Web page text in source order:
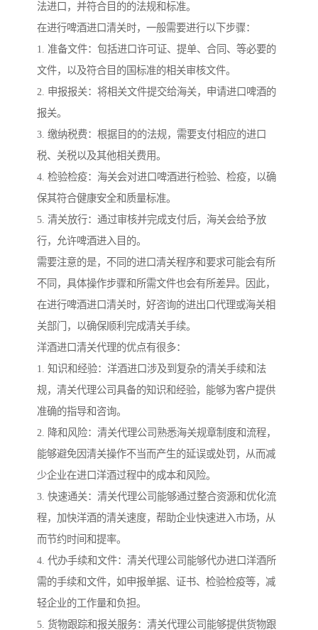
法进口，并符合目的的法规和标准。
在进行啤酒进口清关时，一般需要进行以下步骤：
1. 准备文件：包括进口许可证、提单、合同、等必要的
文件，以及符合目的国标准的相关审核文件。
2. 申报报关：将相关文件提交给海关，申请进口啤酒的
报关。
3. 缴纳税费：根据目的的法规，需要支付相应的进口
税、关税以及其他相关费用。
4. 检验检疫：海关会对进口啤酒进行检验、检疫，以确
保其符合健康安全和质量标准。
5. 清关放行：通过审核并完成支付后，海关会给予放
行，允许啤酒进入目的。
需要注意的是，不同的进口清关程序和要求可能会有所
不同，具体操作步骤和所需文件也会有所差异。因此，
在进行啤酒进口清关时，好咨询的进出口代理或海关相
关部门，以确保顺利完成清关手续。
洋酒进口清关代理的优点有很多：
1. 知识和经验：洋酒进口涉及到复杂的清关手续和法
规，清关代理公司具备的知识和经验，能够为客户提供
准确的指导和咨询。
2. 降和风险：清关代理公司熟悉海关规章制度和流程，
能够避免因清关操作不当而产生的延误或处罚，从而减
少企业在进口洋酒过程中的成本和风险。
3. 快速通关：清关代理公司能够通过整合资源和优化流
程，加快洋酒的清关速度，帮助企业快速进入市场，从
而节约时间和提率。
4. 代办手续和文件：清关代理公司能够代办进口洋酒所
需的手续和文件，如申报单据、证书、检验检疫等，减
轻企业的工作量和负担。
5. 货物跟踪和报关服务：清关代理公司能够提供货物跟